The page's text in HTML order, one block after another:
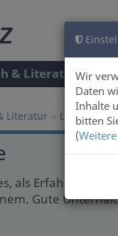
Wir
Daten
Inhalte
bitten
(
& Literatur
Literatur Land &
als Erfahrungen
Gute